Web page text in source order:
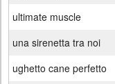
ultimate muscle
una sirenetta tra noi
ughetto cane perfetto